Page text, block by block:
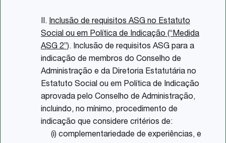
II. Inclusão de requisitos ASG no Estatuto
Social ou em Política de Indicação (“Medida
ASG 2”). Inclusão de requisitos ASG para a
indicação de membros do Conselho de
Administração e da Diretoria Estatutária no
Estatuto Social ou em Política de Indicação
aprovada pelo Conselho de Administração,
incluindo, no mínimo, procedimento de
indicação que considere critérios de:
(i) complementariedade de experiências, e